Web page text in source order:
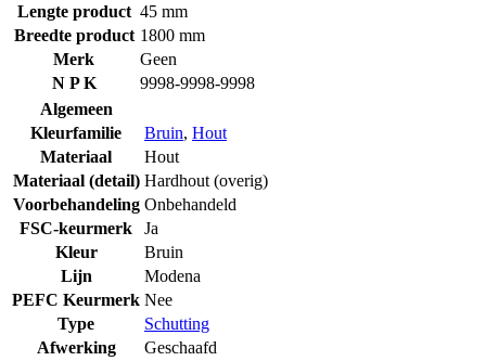
Lengte product 45 mm
Breedte product 1800 mm
Merk
Geen
N P K
9998-9998-9998
Algemeen
Kleurfamilie
Bruin, Hout
Materiaal
Hout
Materiaal (detail) Hardhout (overig)
Voorbehandeling Onbehandeld
FSC-keurmerk
Ja
Kleur
Bruin
Lijn
Modena
PEFC Keurmerk Nee
Type
Schutting
Afwerking
Geschaafd